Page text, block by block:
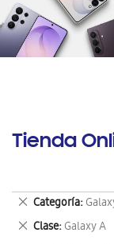
Tienda
Categoría
Eliminar
este
artículo
Clase Galaxy A
Eliminar